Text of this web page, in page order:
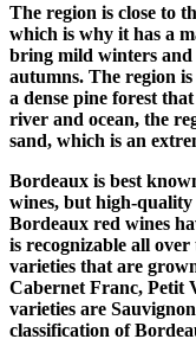
The region is close to
which is why it has a
bring mild winters and
autumns. The region
a dense pine forest
river and ocean, the
sand, which is an
Bordeaux is best
wines, but high-
Bordeaux red wines
is recognizable all
varieties that are
Cabernet Franc, Petit
varieties are
classification of